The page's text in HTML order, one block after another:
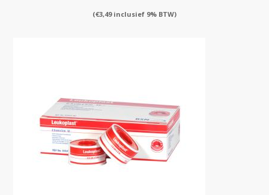
(€3,49inclusief 9% BTW)